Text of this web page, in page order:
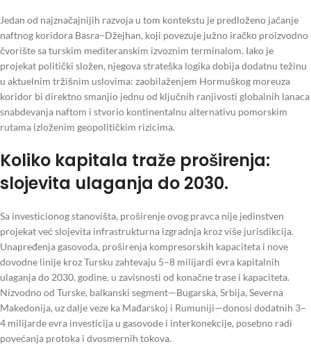
Jedan od najznačajnijih razvoja u tom kontekstu je predloženo jačanje
naftnog koridora Basra–Džejhan, koji povezuje južno iračko proizvodno
čvorište sa turskim mediteranskim izvoznim terminalom. Iako je
projekat politički složen, njegova strateška logika dobija dodatnu težinu
u aktuelnim tržišnim uslovima: zaobilaženjem Hormuškog moreuza
koridor bi direktno smanjio jednu od ključnih ranjivosti globalnih lanaca
snabdevanja naftom i stvorio kontinentalnu alternativu pomorskim
rutama izloženim geopolitičkim rizicima.
Koliko kapitala traže proširenja:
slojevita ulaganja do 2030.
Sa investicionog stanovišta, proširenje ovog pravca nije jedinstven
projekat već slojevita infrastrukturna izgradnja kroz više jurisdikcija.
Unapređenja gasovoda, proširenja kompresorskih kapaciteta i nove
dovodne linije kroz Tursku zahtevaju 5–8 milijardi evra kapitalnih
ulaganja do 2030. godine, u zavisnosti od konačne trase i kapaciteta.
Nizvodno od Turske, balkanski segment—Bugarska, Srbija, Severna
Makedonija, uz dalje veze ka Mađarskoj i Rumuniji—donosi dodatnih 3–
4 milijarde evra investicija u gasovode i interkonekcije, posebno radi
povećanja protoka i dvosmernih tokova.